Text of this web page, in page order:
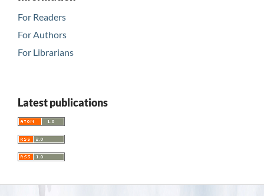
For Readers
For Authors
For Librarians
Latest publications